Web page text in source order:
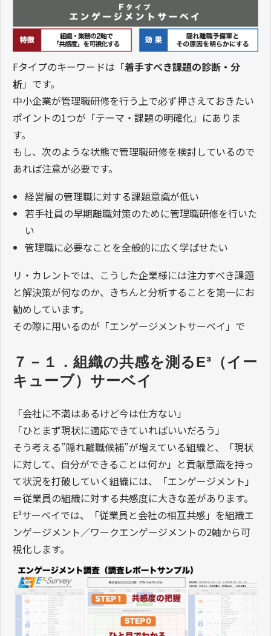
Fタイプのキーワードは「着手すべき課題の診断・分
析」です。
中小企業が管理職研修を行う上で必ず押さえておきたい
ポイントの1つが「テーマ・課題の明確化」にありま
す。
もし、次のような状態で管理職研修を検討しているので
あれば注意が必要です。
経営層の管理職に対する課題意識が低い
若手社員の早期離職対策のために管理職研修を行いた
い
管理職に必要なことを全般的に広く学ばせたい
リ・カレントでは、こうした企業様には注力すべき課題
と解決策が何なのか、きちんと分析することを第一にお
勧めしています。
その際に用いるのが「エンゲージメントサーベイ」で
７－１．組織の共感を測るE³（イー
キューブ）サーベイ
「会社に不満はあるけど今は仕方ない」
「ひとまず現状に適応できていればいいだろう」
そう考える”隠れ離職候補”が増えている組織と、「現状
に対して、自分ができることは何か」と貢献意識を持っ
て状況を打破していく組織には、「エンゲージメント」
＝従業員の組織に対する共感度に大きな差があります。
E³サーベイでは、「従業員と会社の相互共感」を組織エ
ンゲージメント／ワークエンゲージメントの2軸から可
視化します。